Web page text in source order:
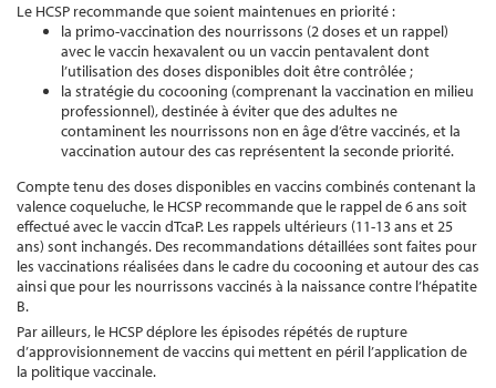
Le HCSP recommande que soient maintenues en priorité :
la primo-vaccination des nourrissons (2 doses et un rappel)
avec le vaccin hexavalent ou un vaccin pentavalent dont
l’utilisation des doses disponibles doit être contrôlée ;
la stratégie du cocooning (comprenant la vaccination en milieu
professionnel), destinée à éviter que des adultes ne
contaminent les nourrissons non en âge d’être vaccinés, et la
vaccination autour des cas représentent la seconde priorité.
Compte tenu des doses disponibles en vaccins combinés contenant la
valence coqueluche, le HCSP recommande que le rappel de 6 ans soit
effectué avec le vaccin dTcaP. Les rappels ultérieurs (11-13 ans et 25
ans) sont inchangés. Des recommandations détaillées sont faites pour
les vaccinations réalisées dans le cadre du cocooning et autour des cas
ainsi que pour les nourrissons vaccinés à la naissance contre l’hépatite
B.
Par ailleurs, le HCSP déplore les épisodes répétés de rupture
d’approvisionnement de vaccins qui mettent en péril l’application de
la politique vaccinale.